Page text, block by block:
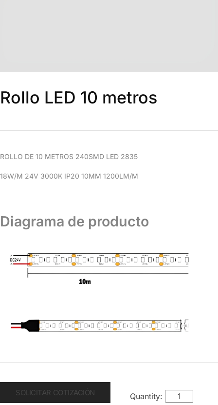
Rollo LED 10 metros
ROLLO DE 10 METROS 240SMD LED 2835
18W/M 24V 3000K IP20 10MM 1200LM/M
Diagrama de producto
SOLICITAR COTIZACIÓN